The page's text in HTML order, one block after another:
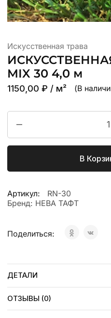
Искусственная трава
MIX 30 4,0 м
1150,00 ₽ / м² (В
В
Артикул:
RN-30
Бренд: НЕВА ТАФТ
Поделиться:
ДЕТАЛИ
ОТЗЫВЫ (0)